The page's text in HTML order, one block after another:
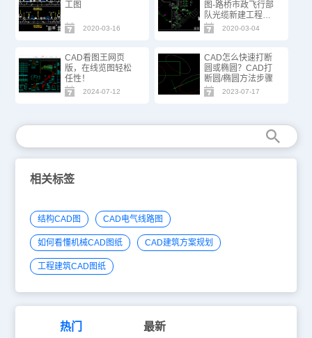
工图
2020-03-16
图-路桥市政飞行部
队光缆新建工程施
工图
2020-03-04
CAD看图王网页
版，在线览图轻松
任性！
2024-07-12
CAD怎么快速打断
圆或椭圆？CAD打
断圆/椭圆方法步骤
2023-07-17
相关标签
结构CAD图 CAD电气线路图
如何看懂机械CAD图纸 CAD建筑方案规划
工程建筑CAD图纸
热门 最新